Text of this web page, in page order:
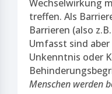
Wechselwirkung
treffen. Als
Barrieren (also
Umfasst sind
Unkenntnis oder
Menschen werden